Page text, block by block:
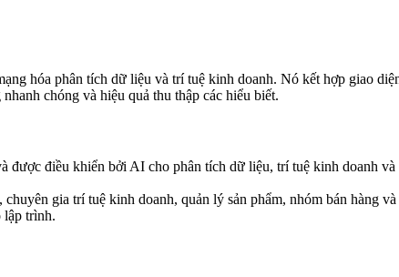
hóa phân tích dữ liệu và trí tuệ kinh doanh. Nó kết hợp giao
chóng và hiệu quả thu thập các hiểu biết.
được điều khiển bởi AI cho phân tích dữ liệu, trí tuệ kinh doanh
gia trí tuệ kinh doanh, quản lý sản phẩm, nhóm bán hàng
lập trình.